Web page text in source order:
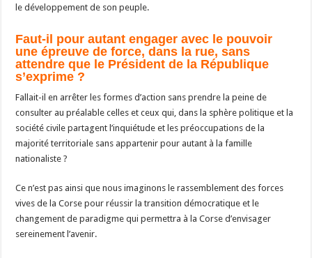
le développement de son peuple.
Faut-il pour autant engager avec le pouvoir
une épreuve de force, dans la rue, sans
attendre que le Président de la République
s’exprime ?
Fallait-il en arrêter les formes d’action sans prendre la peine de
consulter au préalable celles et ceux qui, dans la sphère politique et la
société civile partagent l’inquiétude et les préoccupations de la
majorité territoriale sans appartenir pour autant à la famille
nationaliste ?
Ce n’est pas ainsi que nous imaginons le rassemblement des forces
vives de la Corse pour réussir la transition démocratique et le
changement de paradigme qui permettra à la Corse d’envisager
sereinement l’avenir.